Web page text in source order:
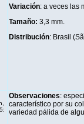
Variación: a veces las
Tamaño: 3,3 mm.
Distribución: Brasil
Observaciones:
característico por su
variedad pálida de